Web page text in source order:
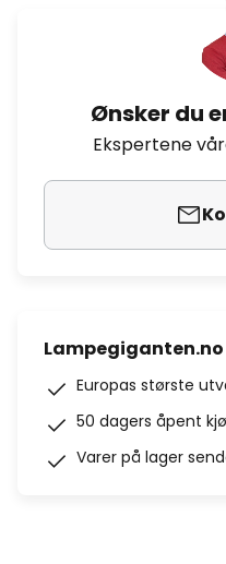
Ønsker du
Ekspertene
Lampegiganten.no
Europas største
50 dagers åpent
Varer på lager